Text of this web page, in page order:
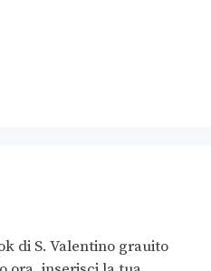
di S. Valentino grauito